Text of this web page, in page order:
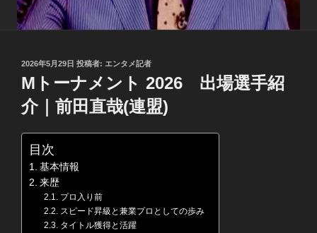
投
稿
日:
2026年5月29日 投稿者: エンタメ記者
Mトーナメント 2026 出場選手紹
介｜前田直哉(連盟)
目次
基本情報
来歴
プロ入り前
スピード昇級と兼業プロとしての歩み
タイトル獲得と活躍